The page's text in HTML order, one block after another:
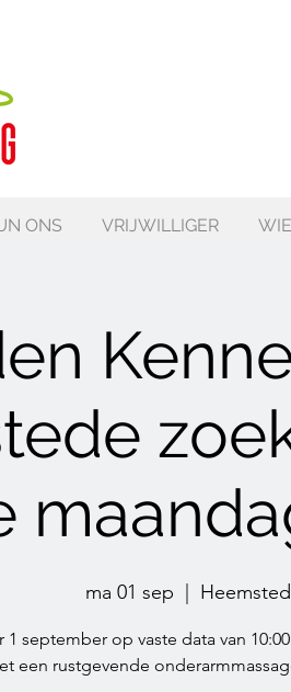
ONS VRIJWILLIGER
ma 01 sep
1 september op vaste data van
een rustgevende